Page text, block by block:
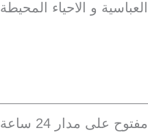
العباسية و الاحياء المحيطة
مفتوح على مدار 24 ساعة